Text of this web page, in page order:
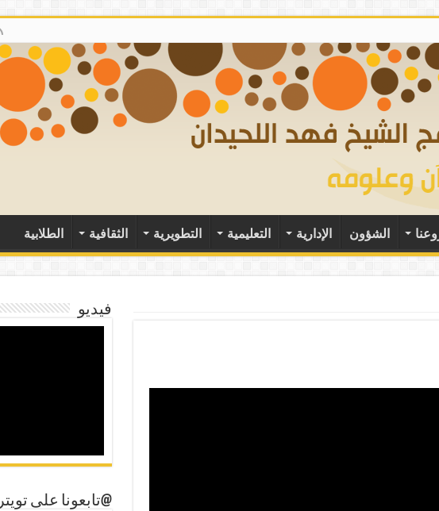
الشؤون الإدارية التعليمية التطويرية الثقافية الطلابية
فيديو
@تابعونا على تويتر